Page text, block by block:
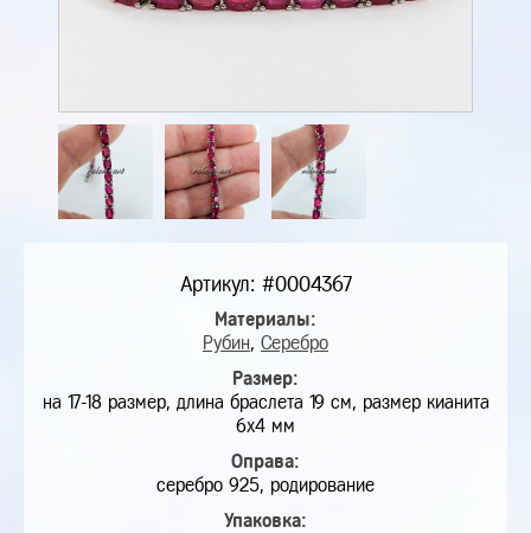
Артикул: #0004367
Материалы:
Рубин, Серебро
Размер:
на 17-18 размер, длина браслета 19 см, размер кианита
6х4 мм
Оправа:
серебро 925, родирование
Упаковка: